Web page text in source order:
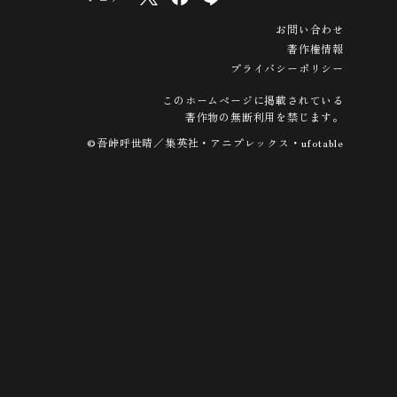
お問い合わせ
著作権情報
プライバシーポリシー
このホームページに掲載されている
著作物の無断利用を禁じます。
©吾峠呼世晴／集英社・アニプレックス・ufotable